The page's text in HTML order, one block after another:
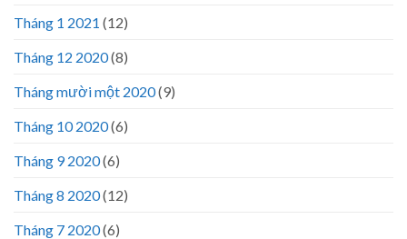
Tháng 1 2021 (12)
Tháng 12 2020(8)
Tháng mười một 2020(9)
Tháng 10 2020(6)
Tháng 9 2020(6)
Tháng 8 2020(12)
Tháng 7 2020(6)